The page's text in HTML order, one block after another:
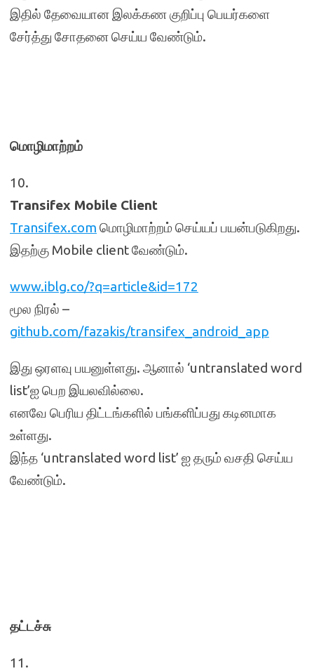
இதில் தேவையான இலக்கண குறிப்பு பெயர்களை
சேர்த்து சோதனை செய்ய வேண்டும்.
மொழிமாற்றம்
10.
Transifex Mobile Client
Transifex.com மொழிமாற்றம் செய்யப் பயன்படுகிறது.
இதற்கு Mobile client வேண்டும்.
www.iblg.co/?q=article&id=172
மூல நிரல் –
github.com/fazakis/transifex_android_app
இது ஒரளவு பயனுள்ளது. ஆனால் ‘untranslated word
list’ஐ பெற இயலவில்லை.
எனவே பெரிய திட்டங்களில் பங்களிப்பது கடினமாக
உள்ளது.
இந்த ‘untranslated word list’ ஐ தரும் வசதி செய்ய
வேண்டும்.
தட்டச்சு
11.